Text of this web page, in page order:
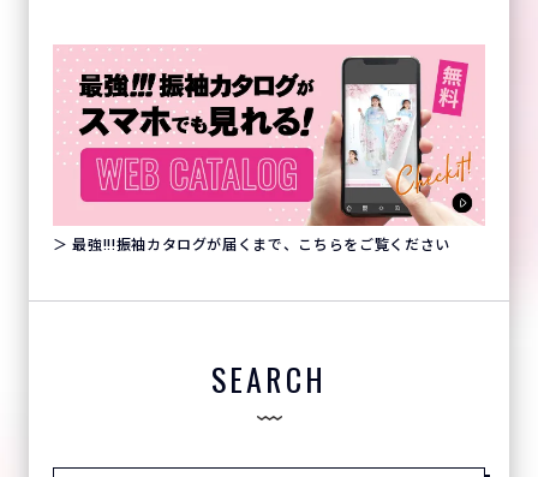
＞ 最強!!!振袖カタログが届くまで、こちらをご覧ください
SEARCH